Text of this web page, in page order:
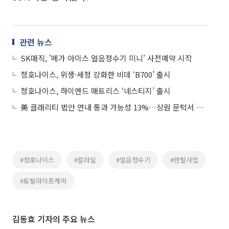
관련 뉴스
SK매직, '메가 아이스 얼음정수기 미니' 사전예약 시작
청호나이스, 위생·세정 강화한 비데 ‘B700’ 출시
청호나이스, 하이엔드 매트리스 ‘네스티지’ 출시
美 클래리티 법안 연내 통과 가능성 13%…상원 문턱서 제동
#청호나이스 #칼라일 #얼음정수기 #렌탈사업
#토탈라이프케어
김동효 기자의 주요 뉴스